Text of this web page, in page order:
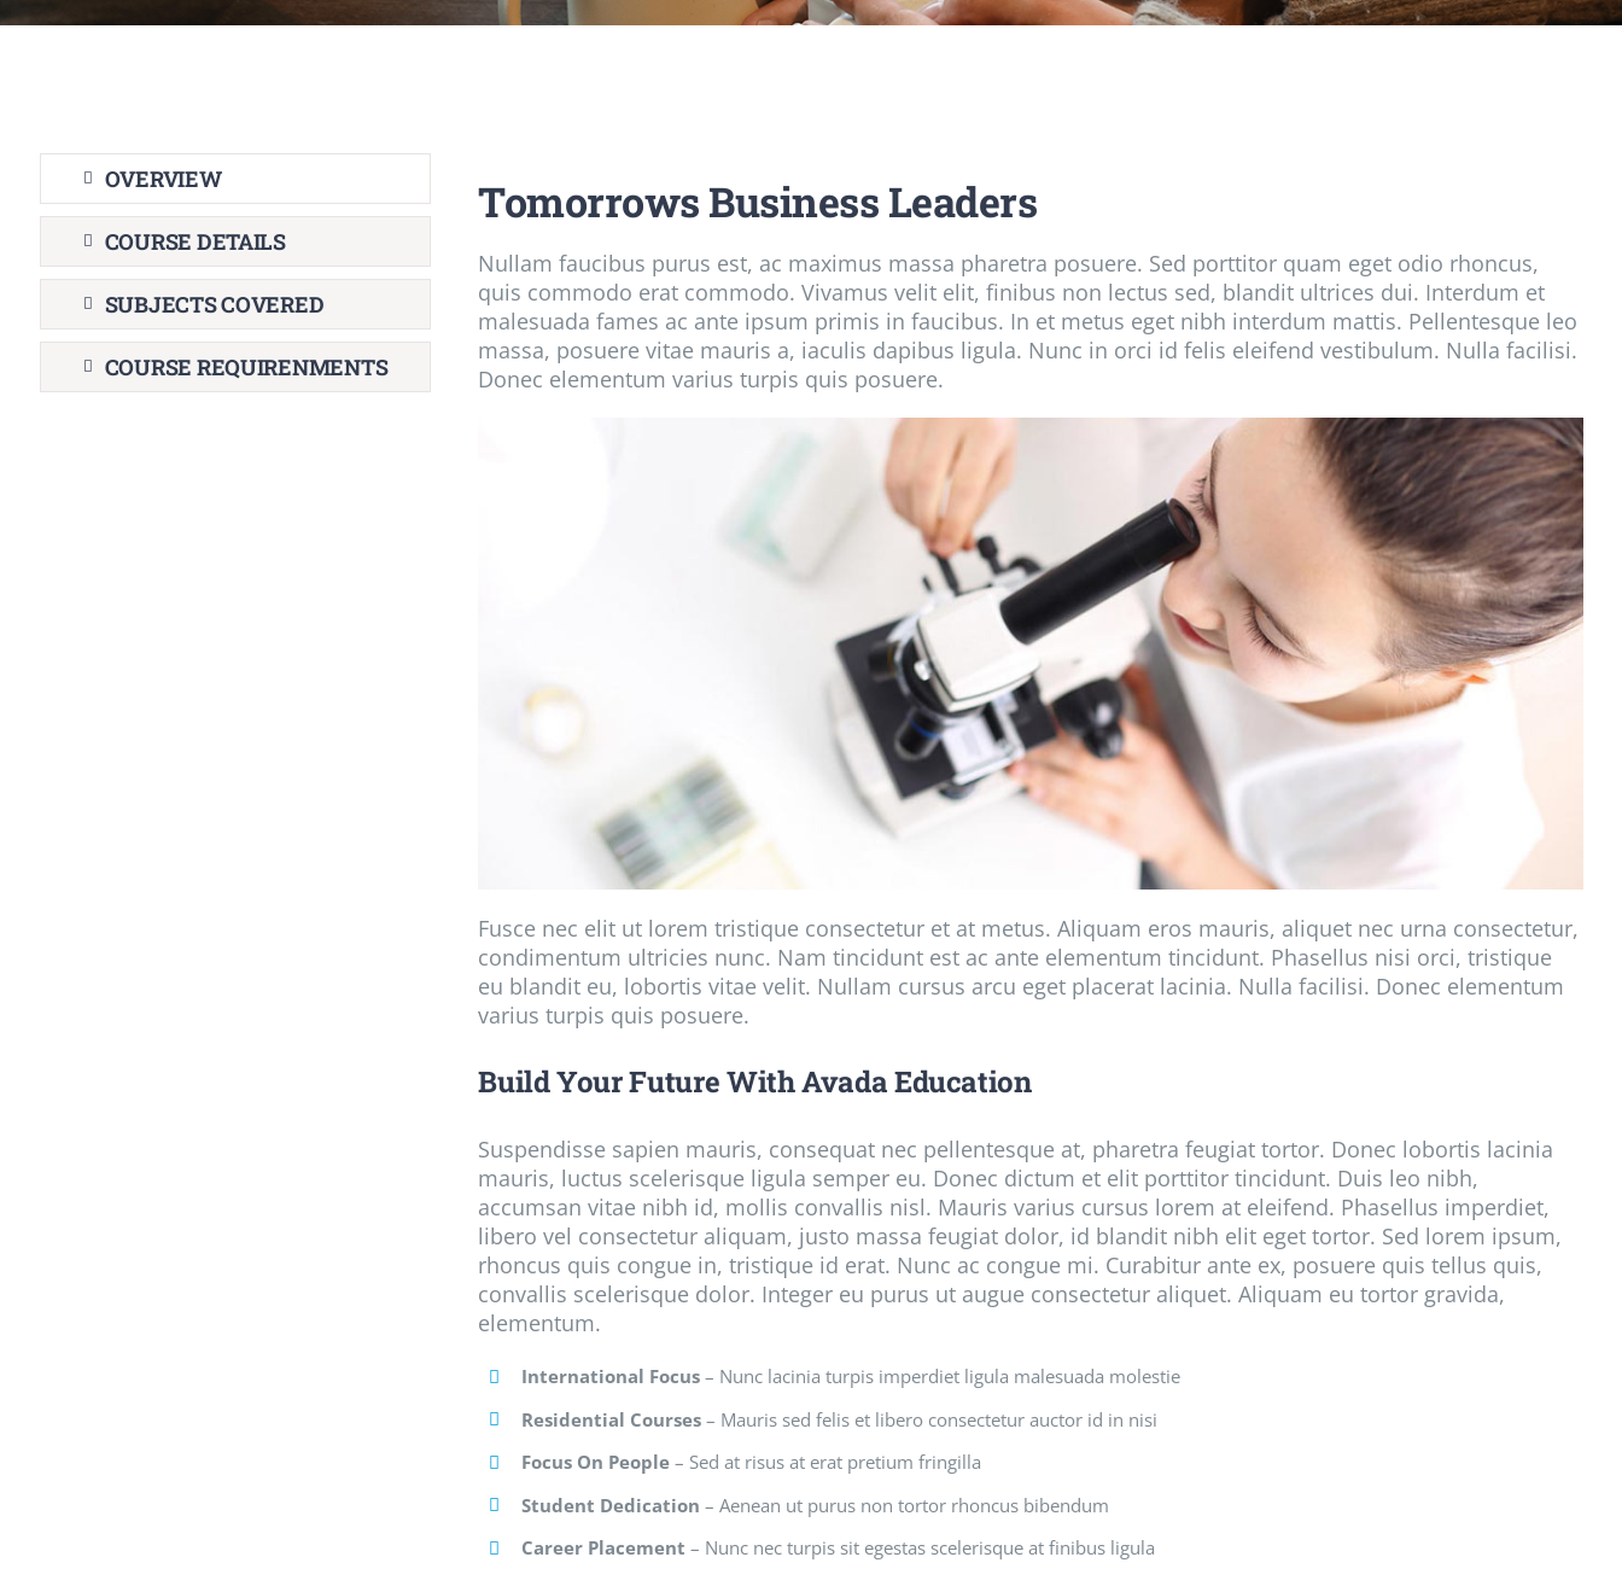
OVERVIEW
COURSE DETAILS
SUBJECTS COVERED
COURSE REQUIRENMENTS
Tomorrows Business Leaders
Nullam faucibus purus est, ac maximus massa pharetra posuere. Sed porttitor quam eget odio rhoncus,
quis commodo erat commodo. Vivamus velit elit, finibus non lectus sed, blandit ultrices dui. Interdum et
malesuada fames ac ante ipsum primis in faucibus. In et metus eget nibh interdum mattis. Pellentesque leo
massa, posuere vitae mauris a, iaculis dapibus ligula. Nunc in orci id felis eleifend vestibulum. Nulla facilisi.
Donec elementum varius turpis quis posuere.
Fusce nec elit ut lorem tristique consectetur et at metus. Aliquam eros mauris, aliquet nec urna consectetur,
condimentum ultricies nunc. Nam tincidunt est ac ante elementum tincidunt. Phasellus nisi orci, tristique
eu blandit eu, lobortis vitae velit. Nullam cursus arcu eget placerat lacinia. Nulla facilisi. Donec elementum
varius turpis quis posuere.
Build Your Future With Avada Education
Suspendisse sapien mauris, consequat nec pellentesque at, pharetra feugiat tortor. Donec lobortis lacinia
mauris, luctus scelerisque ligula semper eu. Donec dictum et elit porttitor tincidunt. Duis leo nibh,
accumsan vitae nibh id, mollis convallis nisl. Mauris varius cursus lorem at eleifend. Phasellus imperdiet,
libero vel consectetur aliquam, justo massa feugiat dolor, id blandit nibh elit eget tortor. Sed lorem ipsum,
rhoncus quis congue in, tristique id erat. Nunc ac congue mi. Curabitur ante ex, posuere quis tellus quis,
convallis scelerisque dolor. Integer eu purus ut augue consectetur aliquet. Aliquam eu tortor gravida,
elementum.
International Focus – Nunc lacinia turpis imperdiet ligula malesuada molestie
Residential Courses – Mauris sed felis et libero consectetur auctor id in nisi
Focus On People – Sed at risus at erat pretium fringilla
Student Dedication – Aenean ut purus non tortor rhoncus bibendum
Career Placement – Nunc nec turpis sit egestas scelerisque at finibus ligula